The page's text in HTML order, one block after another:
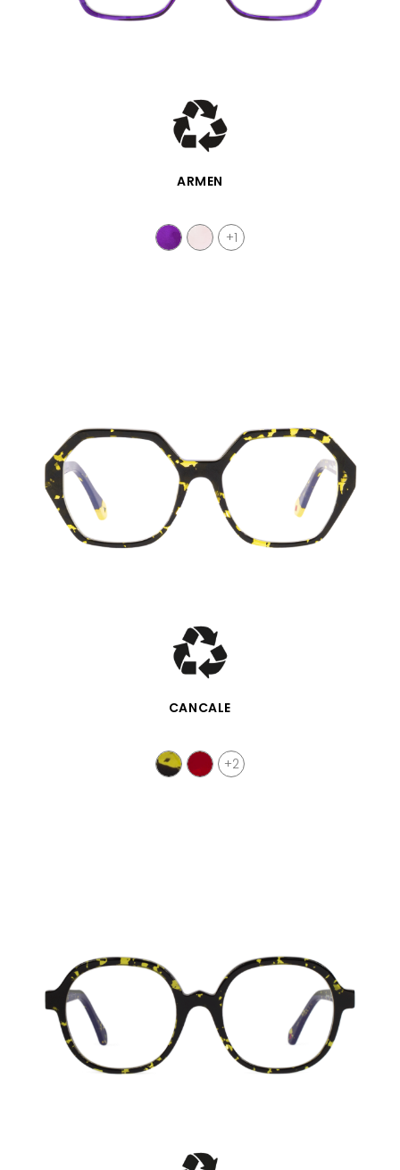
SCHNELLANSICHT
ARMEN
+1
SCHNELLANSICHT
CANCALE
+2